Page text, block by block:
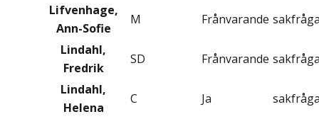
Lifvenhage,
Ann-Sofie
M Frånvarande
Lindahl,
Fredrik
SD Frånvarande
Lindahl,
Helena
C Ja